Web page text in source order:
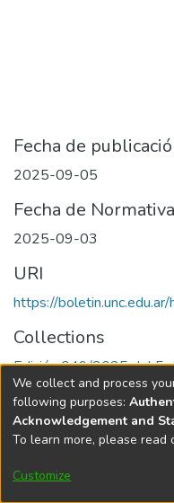
Fecha de
2025-09-05
Fecha de Normativa
2025-09-03
URI
https://
Collections
Edición 049/2025 del 5
Universidad
We collect and process
following purposes:
Acknowledgement and
To learn more, please read
Customize